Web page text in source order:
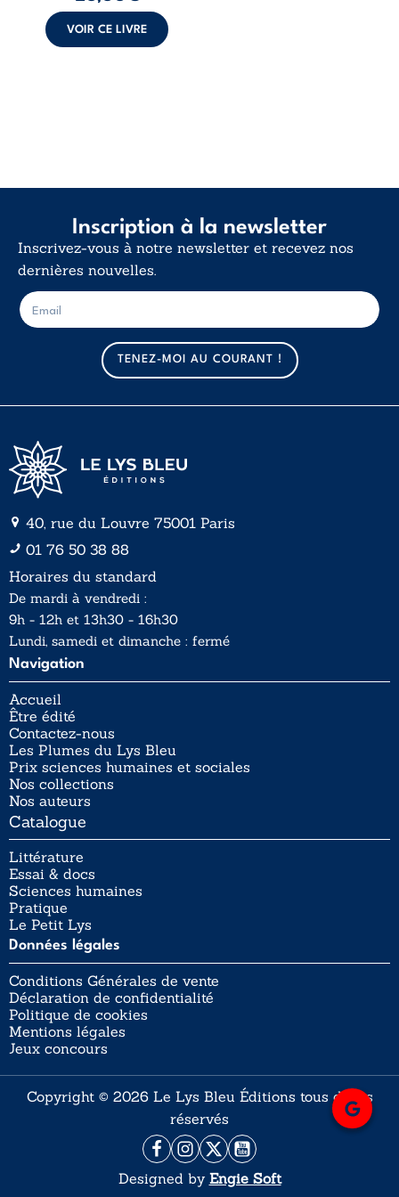
poids des non-dits
et la ...
VOIR CE LIVRE
Inscription à la newsletter
Inscrivez-vous à notre newsletter et recevez nos
dernières nouvelles.
m
a
i
l
E
-
m
TENEZ-MOI AU COURANT !
40, rue du Louvre 75001 Paris
01 76 50 38 88
Horaires du standard
De mardi à vendredi :
9h - 12h et 13h30 - 16h30
Lundi, samedi et dimanche : fermé
Navigation
Accueil
Être édité
Contactez-nous
Les Plumes du Lys Bleu
Prix sciences humaines et sociales
Nos collections
Nos auteurs
Catalogue
Littérature
Essai & docs
Sciences humaines
Pratique
Le Petit Lys
Données légales
Conditions Générales de vente
Déclaration de confidentialité
Politique de cookies
Mentions légales
Jeux concours
Copyright © 2026 Le Lys Bleu Éditions tous droits
réservés
Designed by Engie Soft